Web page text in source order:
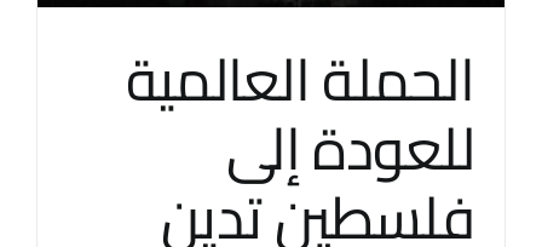
الحملة العالمية
للعودة إلى
فلسطين تدين